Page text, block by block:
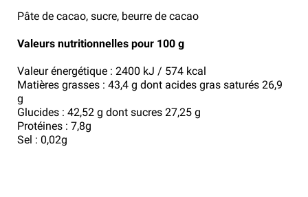
Pâte de cacao, sucre, beurre de cacao
Valeurs nutritionnelles pour 100 g
Valeur énergétique : 2400 kJ / 574 kcal
Matières grasses : 43,4 g dont acides gras saturés 26,9
g
Glucides : 42,52 g dont sucres 27,25 g
Protéines : 7,8g
Sel : 0,02g